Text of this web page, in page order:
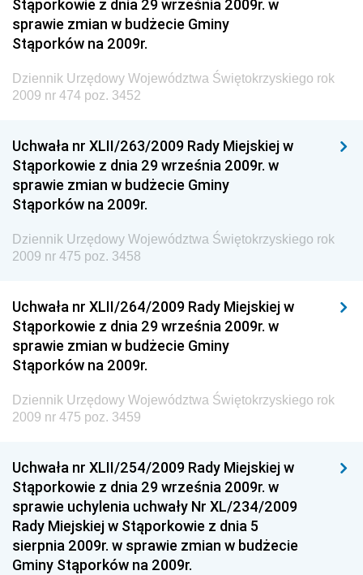
Dziennik Urzędowy Ministra Infrastruktury i Rozwoju
Dziennik Urzędowy Głównego Inspektoratu Ochrony
Środowiska
Dziennik Urzędowy Generalnej Dyrekcji Ochrony
Dziennik Urzędowy Ministerstwa Administracji,
Gospodarki Terenowej i Ochrony Środowiska
Dziennik Urzędowy Ministerstwa Administracji i
Gospodarki Przestrzennej
Dziennik Urzędowy Unii Europejskiej, L
Dziennik Urzędowy Ministerstwa Przemysłu
Chemicznego i Lekkiego
Dziennik Urzędowy Ministerstwa Rolnictwa i
Gospodarki Żywnościowej
Dziennik Urzędowy Ministra Rodziny, Pracy i Polityki
Społecznej
Dziennik Urzędowy Ministra Rozwoju
Dziennik Urzędowy Ministra Infrastruktury i
Budownictwa
Dziennik Urzędowy Ministra Gospodarki Morskiej i
Żeglugi Śródlądowej
Stąporkowie z dnia 29 września 2009r. w
sprawie zmian w budżecie Gminy
Stąporków na 2009r.
Dziennik Urzędowy Województwa Świętokrzyskiego rok
2009 nr 474 poz. 3452
Uchwała nr XLII/263/2009 Rady Miejskiej w
Stąporkowie z dnia 29 września 2009r. w
sprawie zmian w budżecie Gminy
Stąporków na 2009r.
Dziennik Urzędowy Województwa Świętokrzyskiego rok
2009 nr 475 poz. 3458
Uchwała nr XLII/264/2009 Rady Miejskiej w
Stąporkowie z dnia 29 września 2009r. w
sprawie zmian w budżecie Gminy
Stąporków na 2009r.
Dziennik Urzędowy Województwa Świętokrzyskiego rok
2009 nr 475 poz. 3459
Uchwała nr XLII/254/2009 Rady Miejskiej w
Stąporkowie z dnia 29 września 2009r. w
sprawie uchylenia uchwały Nr XL/234/2009
Rady Miejskiej w Stąporkowie z dnia 5
sierpnia 2009r. w sprawie zmian w budżecie
Gminy Stąporków na 2009r.